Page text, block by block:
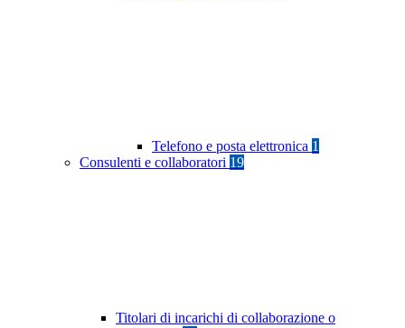
Telefono e posta elettronica 1
Consulenti e collaboratori 19
Titolari di incarichi di collaborazione o